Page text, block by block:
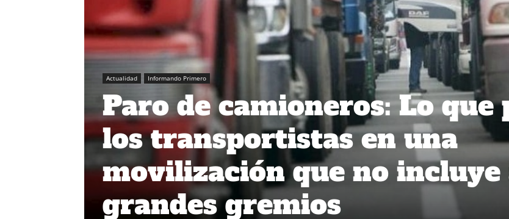
Actualidad Informando Primero
Paro de camioneros: Lo que
los transportistas en una
movilización que no incluye
grandes gremios